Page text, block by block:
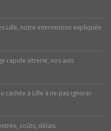
Lille, notre intervention expliquée
rapide vitrerie, nos avis
cachée à Lille à ne pas ignorer
coûts, délais